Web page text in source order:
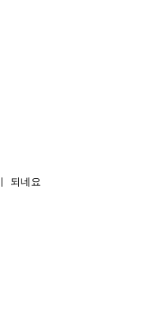
되네요